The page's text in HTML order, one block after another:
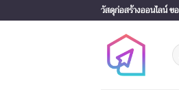
to
วัสดุก่อสร้างออนไลน์ ข